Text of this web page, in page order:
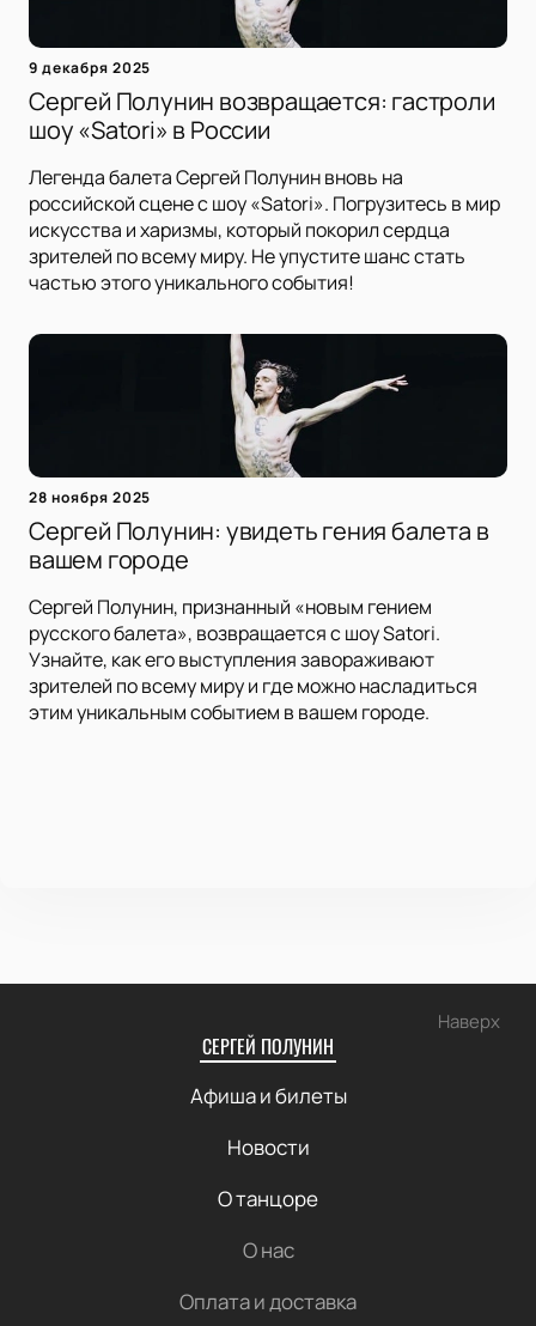
9 декабря 2025
Сергей Полунин возвращается: гастроли
шоу «Satori» в России
Легенда балета Сергей Полунин вновь на
российской сцене с шоу «Satori». Погрузитесь в мир
искусства и харизмы, который покорил сердца
зрителей по всему миру. Не упустите шанс стать
частью этого уникального события!
28 ноября 2025
Сергей Полунин: увидеть гения балета в
вашем городе
Сергей Полунин, признанный «новым гением
русского балета», возвращается с шоу Satori.
Узнайте, как его выступления завораживают
зрителей по всему миру и где можно насладиться
этим уникальным событием в вашем городе.
Наверх
СЕРГЕЙ ПОЛУНИН
Афиша и билеты
Новости
О танцоре
О нас
Оплата и доставка